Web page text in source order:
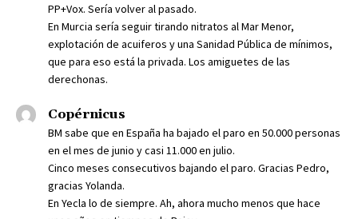
PP+Vox. Sería volver al pasado.
En Murcia sería seguir tirando nitratos al Mar Menor,
explotación de acuiferos y una Sanidad Pública de mínimos,
que para eso está la privada. Los amiguetes de las
derechonas.
Copérnicus
BM sabe que en España ha bajado el paro en 50.000 personas
en el mes de junio y casi 11.000 en julio.
Cinco meses consecutivos bajando el paro. Gracias Pedro,
gracias Yolanda.
En Yecla lo de siempre. Ah, ahora mucho menos que hace